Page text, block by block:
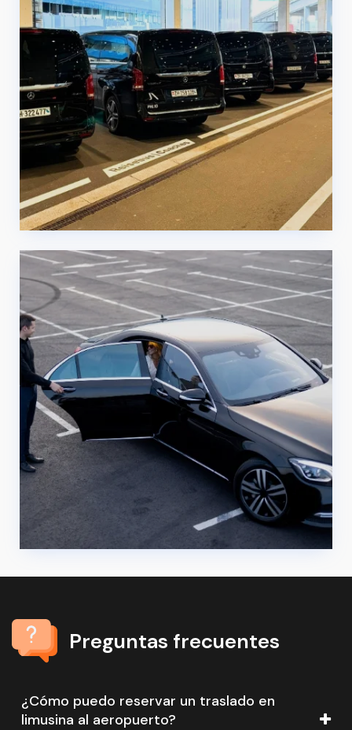
Servicio de traslado en
limusina en Ginebra
Servicio de chófer en Basilea
Preguntas frecuentes
¿Cómo puedo reservar un traslado en
limusina al aeropuerto?